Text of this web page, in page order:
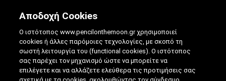
Αποδοχή Cookies
Ο ιστότοπος www.pencilonthemoon.gr χρησιμοποιεί
cookies ή άλλες παρόμοιες τεχνολογίες, με σκοπό τη
σωστή λειτουργία του (functional cookies). Ο ιστότοπος
σας παρέχει τον μηχανισμό ώστε να μπορείτε να
επιλέγετε και να αλλάζετε ελεύθερα τις προτιμήσεις σας